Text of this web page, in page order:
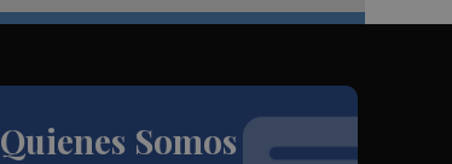
Quienes Somos